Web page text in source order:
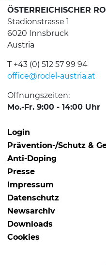
ÖSTERREICHISCHER
Stadionstrasse 1
6020 Innsbruck
Austria
T +43 (0) 512 57 99 94
office@rodel-austria.at
Öffnungszeiten:
Mo.-Fr. 9:00 - 14:00 Uhr
Login
Prävention-/Schutz &
Anti-Doping
Presse
Impressum
Datenschutz
Newsarchiv
Downloads
Cookies